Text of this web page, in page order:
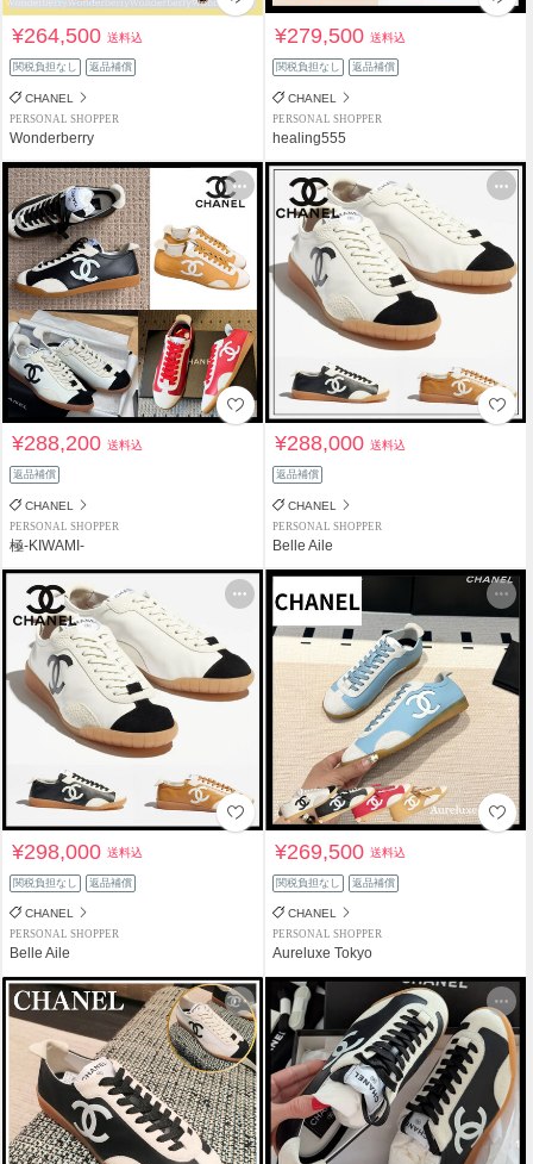
¥264,500送料込
関税負担なし 返品補償
CHANEL
PERSONAL SHOPPER
Wonderberry
¥279,500送料込
関税負担なし 返品補償
CHANEL
PERSONAL SHOPPER
healing555
¥288,200送料込
返品補償
CHANEL
PERSONAL SHOPPER
極-KIWAMI-
¥288,000送料込
返品補償
CHANEL
PERSONAL SHOPPER
Belle Aile
¥298,000送料込
関税負担なし 返品補償
CHANEL
PERSONAL SHOPPER
Belle Aile
¥269,500送料込
関税負担なし 返品補償
CHANEL
PERSONAL SHOPPER
Aureluxe Tokyo